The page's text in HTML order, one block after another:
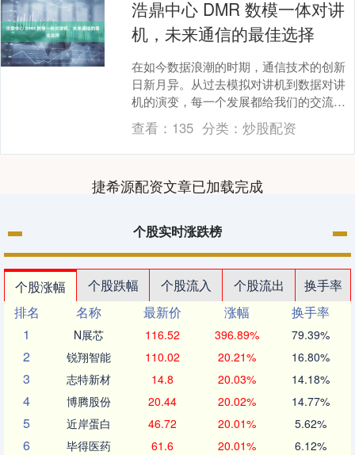
浩鼎中心 DMR 数模一体对讲
机，未来通信的最佳选择
在如今数据浪潮的时期，通信技术的创新
日新月异。从过去模拟对讲机到数据对讲
机的演变，每一个发展都给我们的交流带
来了极大的便利。并且DMR 做为通信领域
的新宠，数模....
查看： 135 分类： 炒股配资
捷希源配资文章已加载完成
个股实时涨跌榜
个股涨幅 个股跌幅 个股流入 个股流出
换手率
排名
名称 最新价 涨幅
换手率
1
N展芯 116.52 396.89% 79.39%
2 锐翔智能 110.02 20.21% 16.80%
3 志特新材 14.8 20.03% 14.18%
4 博腾股份 20.44 20.02% 14.77%
5 近岸蛋白 46.72 20.01% 5.62%
6 毕得医药 61.6 20.01% 6.12%